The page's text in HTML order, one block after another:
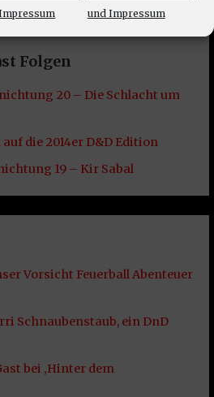
und Impressum
Folgen
20 – Die Schlacht um
die 2014er D&D Edition
19 – Kir Sabal
Vorsicht Feuerball Abenteuer
Schnaubenstaub, ein DnD
bei ‚Hinter dem